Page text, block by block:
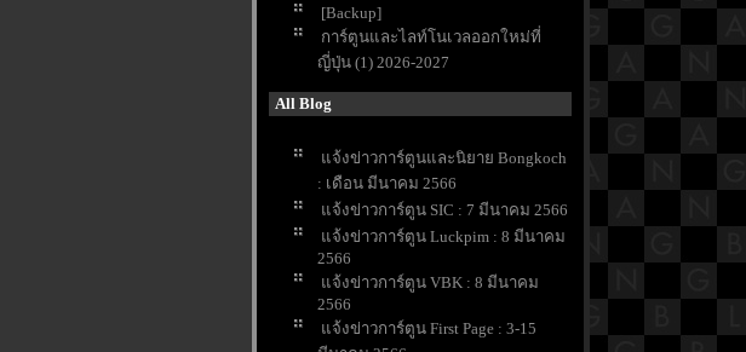
[Backup]
การ์ตูนและไลท์โนเวลออกใหม่ที่
ญี่ปุ่น (1) 2026-2027
All Blog
จ้งข่าวการ์ตูนและนิยาย Bongkoch
: เดือน มีนาคม 2566
จ้งข่าวการ์ตูน SIC : 7 มีนาคม 2566
จ้งข่าวการ์ตูน Luckpim : 8 มีนาคม
2566
จ้งข่าวการ์ตูน VBK : 8 มีนาคม
2566
จ้งข่าวการ์ตูน First Page : 3-15